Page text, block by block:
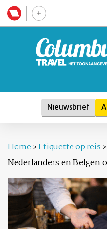
Nieuwsbrief
Home › Etiquette op reis ›
Nederlanders en Belgen